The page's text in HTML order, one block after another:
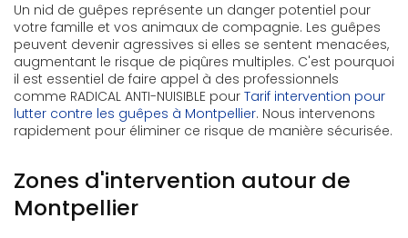
Un nid de guêpes représente un danger potentiel pour
votre famille et vos animaux de compagnie. Les guêpes
peuvent devenir agressives si elles se sentent menacées,
augmentant le risque de piqûres multiples. C'est pourquoi
il est essentiel de faire appel à des professionnels
comme RADICAL ANTI-NUISIBLE pour Tarif intervention pour
lutter contre les guêpes à Montpellier. Nous intervenons
rapidement pour éliminer ce risque de manière sécurisée.
Zones d'intervention autour de
Montpellier